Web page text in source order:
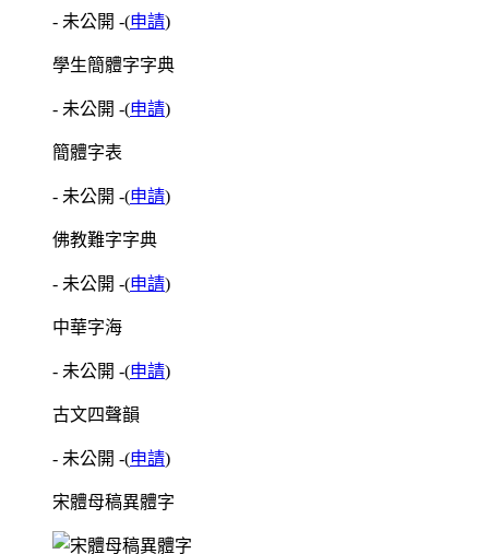
- 未公開 -(申請)
學生簡體字字典
- 未公開 -(申請)
簡體字表
- 未公開 -(申請)
佛教難字字典
- 未公開 -(申請)
中華字海
- 未公開 -(申請)
古文四聲韻
- 未公開 -(申請)
宋體母稿異體字